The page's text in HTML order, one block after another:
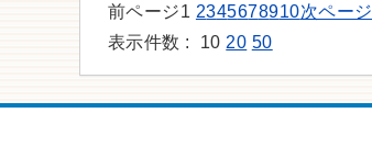
前ページ1 2345678910次ページ
表示件数 : 10 20 50